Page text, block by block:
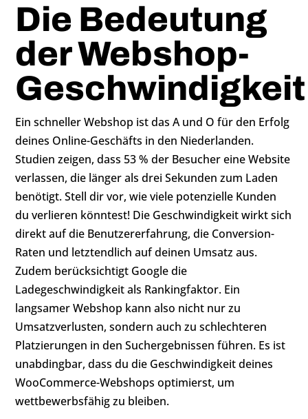
Die Bedeutung
der Webshop-
Geschwindigkeit
Ein schneller Webshop ist das A und O für den Erfolg
deines Online-Geschäfts in den Niederlanden.
Studien zeigen, dass 53 % der Besucher eine Website
verlassen, die länger als drei Sekunden zum Laden
benötigt. Stell dir vor, wie viele potenzielle Kunden
du verlieren könntest! Die Geschwindigkeit wirkt sich
direkt auf die Benutzererfahrung, die Conversion-
Raten und letztendlich auf deinen Umsatz aus.
Zudem berücksichtigt Google die
Ladegeschwindigkeit als Rankingfaktor. Ein
langsamer Webshop kann also nicht nur zu
Umsatzverlusten, sondern auch zu schlechteren
Platzierungen in den Suchergebnissen führen. Es ist
unabdingbar, dass du die Geschwindigkeit deines
WooCommerce-Webshops optimierst, um
wettbewerbsfähig zu bleiben.